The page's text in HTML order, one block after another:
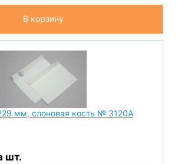
В корзину
мм, слоновая кость № 3120А
шт.